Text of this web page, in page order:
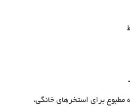
برای استخرهای خانگی،